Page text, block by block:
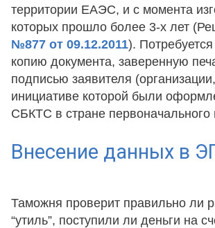
территории ЕАЭС, и с момента
которых прошло более 3-х лет
№877 от 09.12.2011).
копию документа, заверенную
подписью заявителя
инициативе которой были
СБКТС в стране первоначального
Внесение данных в
Таможня проверит правильно ли
“утиль”, поступили ли деньги на